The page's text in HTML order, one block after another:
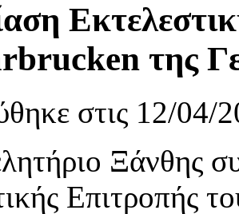
της
στις 12/04/
Ξάνθης
Επιτροπής